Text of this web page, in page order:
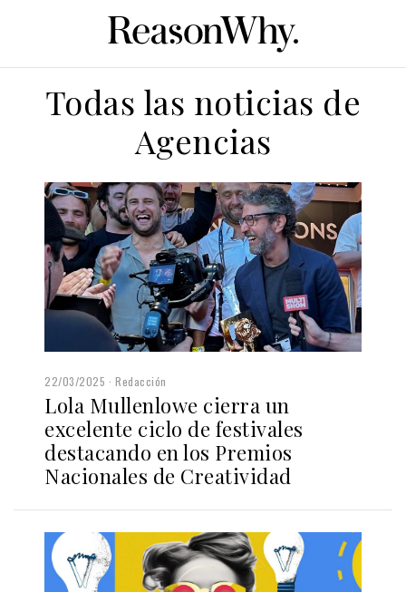
Todas las noticias de
Agencias
22/03/2025 Redacción
Lola Mullenlowe cierra un
excelente ciclo de festivales
destacando en los Premios
Nacionales de Creatividad